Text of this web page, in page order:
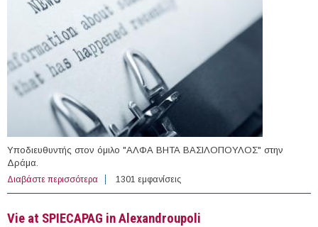
Υποδιευθυντής στον όμιλο "ΑΛΦΑ ΒΗΤΑ ΒΑΣΙΛΟΠΟΥΛΟΣ" στην
Δράμα.
Διαβάστε περισσότερα για Υποδιευθυντής στον όμιλο "ΑΛΦΑ ΒΗΤΑ
ΒΑΣΙΛΟΠΟΥΛΟΣ" στην Δράμα
1301 εμφανίσεις
Vie at SPIECAPAG in Alexandroupoli